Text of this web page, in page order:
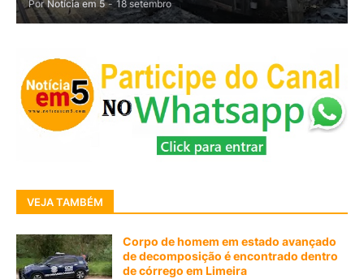
Por Notícia em 5 - 18 setembro
VEJA TAMBÉM
Corpo de homem em estado avançado
de decomposição é encontrado dentro
de córrego em Limeira